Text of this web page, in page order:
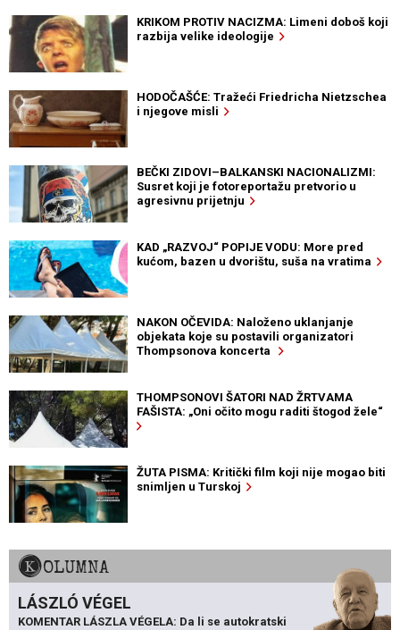
KRIKOM PROTIV NACIZMA: Limeni doboš koji
razbija velike ideologije
HODOČAŠĆE: Tražeći Friedricha Nietzschea
i njegove misli
BEČKI ZIDOVI–BALKANSKI NACIONALIZMI:
Susret koji je fotoreportažu pretvorio u
agresivnu prijetnju
KAD „RAZVOJ“ POPIJE VODU: More pred
kućom, bazen u dvorištu, suša na vratima
NAKON OČEVIDA: Naloženo uklanjanje
objekata koje su postavili organizatori
Thompsonova koncerta
THOMPSONOVI ŠATORI NAD ŽRTVAMA
FAŠISTA: „Oni očito mogu raditi štogod žele“
ŽUTA PISMA: Kritički film koji nije mogao biti
snimljen u Turskoj
KOLUMNA
LÁSZLÓ VÉGEL
KOMENTAR LÁSZLA VÉGELA: Da li se autokratski